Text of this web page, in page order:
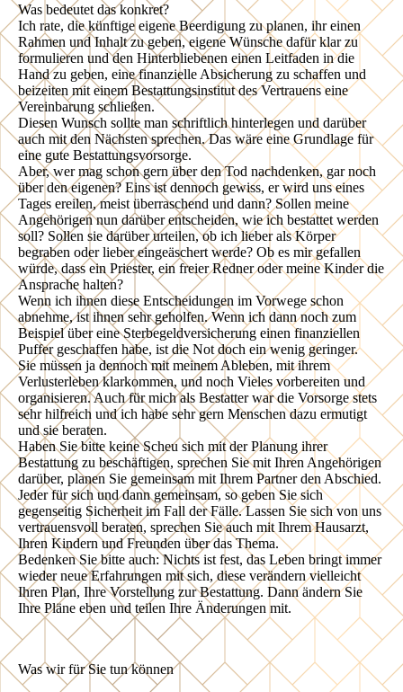
Was bedeutet das konkret?
Ich rate, die künftige eigene Beerdigung zu planen, ihr einen
Rahmen und Inhalt zu geben, eigene Wünsche dafür klar zu
formulieren und den Hinterbliebenen einen Leitfaden in die
Hand zu geben, eine finanzielle Absicherung zu schaffen und
beizeiten mit einem Bestattungsinstitut des Vertrauens eine
Vereinbarung schließen.
Diesen Wunsch sollte man schriftlich hinterlegen und darüber
auch mit den Nächsten sprechen. Das wäre eine Grundlage für
eine gute Bestattungsvorsorge.
Aber, wer mag schon gern über den Tod nachdenken, gar noch
über den eigenen? Eins ist dennoch gewiss, er wird uns eines
Tages ereilen, meist überraschend und dann? Sollen meine
Angehörigen nun darüber entscheiden, wie ich bestattet werden
soll? Sollen sie darüber urteilen, ob ich lieber als Körper
begraben oder lieber eingeäschert werde? Ob es mir gefallen
würde, dass ein Priester, ein freier Redner oder meine Kinder die
Ansprache halten?
Wenn ich ihnen diese Entscheidungen im Vorwege schon
abnehme, ist ihnen sehr geholfen. Wenn ich dann noch zum
Beispiel über eine Sterbegeldversicherung einen finanziellen
Puffer geschaffen habe, ist die Not doch ein wenig geringer.
Sie müssen ja dennoch mit meinem Ableben, mit ihrem
Verlusterleben klarkommen, und noch Vieles vorbereiten und
organisieren. Auch für mich als Bestatter war die Vorsorge stets
sehr hilfreich und ich habe sehr gern Menschen dazu ermutigt
und sie beraten.
Haben Sie bitte keine Scheu sich mit der Planung ihrer
Bestattung zu beschäftigen, sprechen Sie mit Ihren Angehörigen
darüber, planen Sie gemeinsam mit Ihrem Partner den Abschied.
Jeder für sich und dann gemeinsam, so geben Sie sich
gegenseitig Sicherheit im Fall der Fälle. Lassen Sie sich von uns
vertrauensvoll beraten, sprechen Sie auch mit Ihrem Hausarzt,
Ihren Kindern und Freunden über das Thema.
Bedenken Sie bitte auch: Nichts ist fest, das Leben bringt immer
wieder neue Erfahrungen mit sich, diese verändern vielleicht
Ihren Plan, Ihre Vorstellung zur Bestattung. Dann ändern Sie
Ihre Pläne eben und teilen Ihre Änderungen mit.
Was wir für Sie tun können